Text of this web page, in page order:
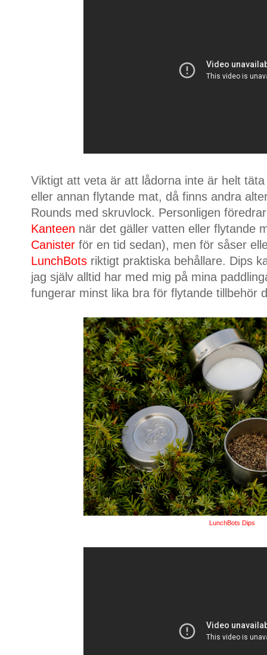
Viktigt att veta är att lådorna inte är helt
eller annan flytande mat, då finns andra
Rounds med skruvlock. Personligen
Kanteen när det gäller vatten eller flytande
Canister för en tid sedan), men för såser
LunchBots riktigt praktiska behållare. Dips
jag själv alltid har med mig på mina
fungerar minst lika bra för flytande tillbehör
LunchBots Dips